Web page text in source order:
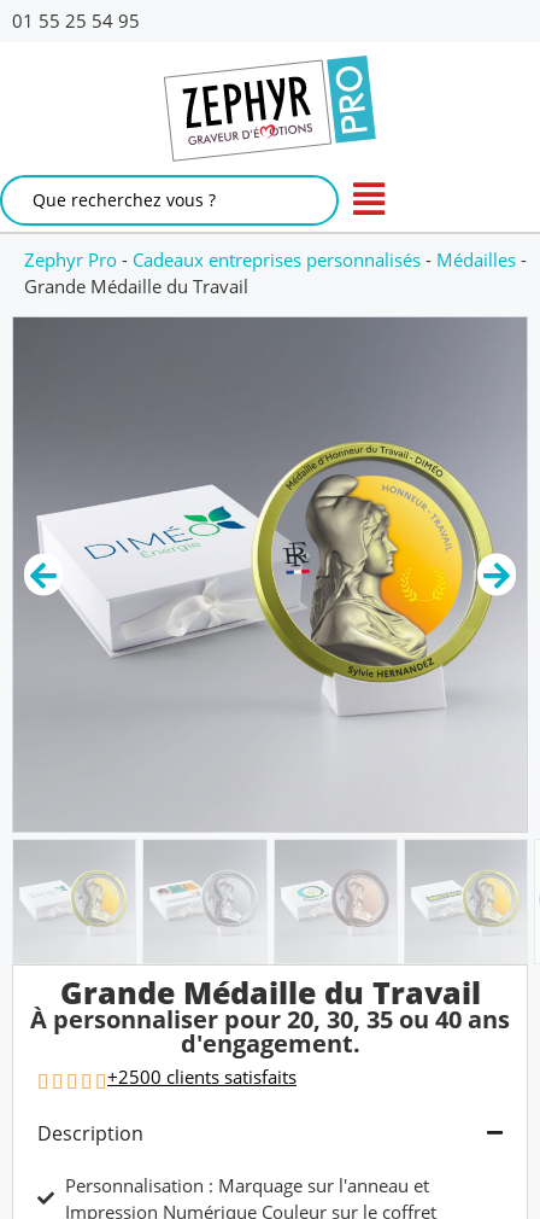
01 55 25 54 95
Zephyr Pro - Cadeaux entreprises personnalisés - Médailles -
Grande Médaille du Travail
Grande Médaille du Travail
À personnaliser pour 20, 30, 35 ou 40 ans
d'engagement.
+2500 clients satisfaits
Description
Personnalisation : Marquage sur l'anneau et
Impression Numérique Couleur sur le coffret